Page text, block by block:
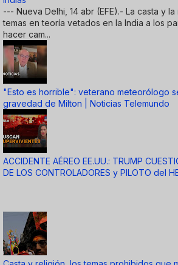
--- Nueva Delhi, 14 abr (EFE).- La casta y
temas en teoría vetados en la India a los
hacer cam...
"Esto es horrible": veterano meteorólogo
gravedad de Milton | Noticias Telemundo
ACCIDENTE AÉREO EE.UU.: TRUMP
DE LOS CONTROLADORES y PILOTO del